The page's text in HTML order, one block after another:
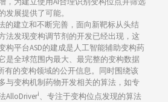
发展提供了可能。
的建立和不断完善，面向新靶标从头结
法发现变构调节剂的开发已经出现，这
构平台ASD的建成是人工智能辅助变构药
是全球范围内最大、最完整的变构数据
有的变构领域的公开信息。同时围绕该
与变构机制药物开发相关的算法，如专
AlloDriveri、专注于变构位点发现的算法